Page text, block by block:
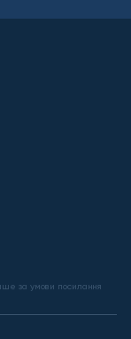
за умови посилання